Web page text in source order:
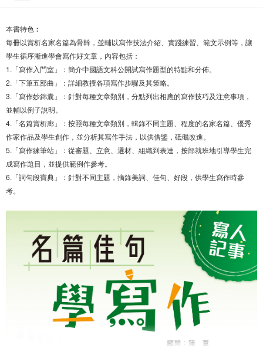
本書特色︰
每冊以賞析名家名篇為骨幹，並輔以寫作技法介紹、實踐練習、範文示例等，讓
學生循序漸進學會寫作好文章，內容包括：
1.「寫作入門室」：簡介中國語文科公開試寫作題型的特點和分佈。
2.「下筆五部曲」：詳細教授各項寫作步驟及其策略。
3.「寫作妙錦囊」：針對每種文章類別，分點列出相應的寫作技巧及注意事項，
並輔以例子說明。
4.「名篇賞析廊」：按照每種文章類別，輯錄不同主題、程度的名家名篇、優秀
作家作品及學生創作，並分析其寫作手法，以供借鑒，砥礪改進。
5.「寫作練筆站」：從審題、立意、選材、組織到表達，按部就班地引導學生完
成寫作題目，並提供範例作參考。
6.「詞句段寶典」：針對不同主題，摘錄美詞、佳句、好段，供學生寫作時參
考。